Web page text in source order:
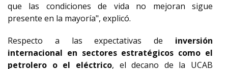
que las condiciones de vida no mejoran sigue
presente en la mayoría", explicó.
Respecto a las expectativas de inversión
internacional en sectores estratégicos como el
petrolero o el eléctrico, el decano de la UCAB